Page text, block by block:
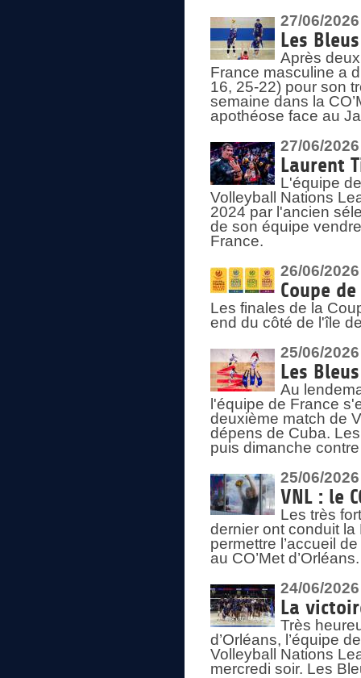
27/06/2026
Les
Après
France masculine a
16, 25-22) pour son
semaine dans la
apothéose face au
27/06/2026
Laurent
L'équipe
Volleyball Nations
2024 par l'ancien
de son équipe
France.
26/06/2026
Coupe
Les finales de la
end du côté de l'île
25/06/2026
Les
Au
l'équipe de France
deuxième match de
dépens de Cuba.
puis dimanche
25/06/2026
VNL : le
Les très
dernier ont conduit
permettre l’accueil
au CO’Met d’Orléans.
24/06/2026
La
Très
d’Orléans, l’équipe
Volleyball Nations
mercredi soir. Les